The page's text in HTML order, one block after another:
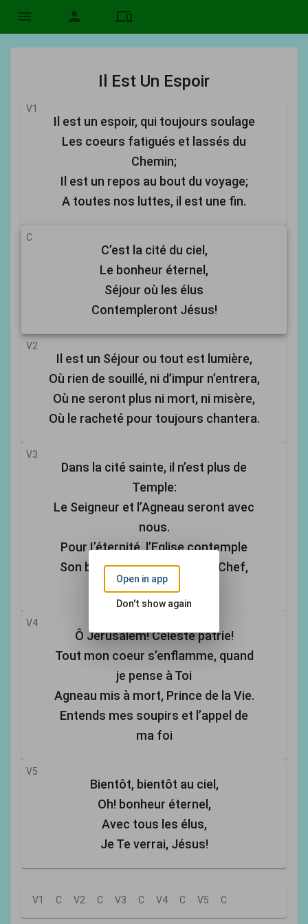
menu person devices
Il Est Un Espoir
V1
Il est un espoir, qui toujours soulage
Les coeurs fatigués et lassés du
Chemin;
Il est un repos au bout du voyage;
A toutes nos luttes, il est une fin.
C
C’est la cité du ciel,
Le bonheur éternel,
Séjour où les élus
Contempleront Jésus!
V2
Il est un Séjour ou tout est lumière,
Où rien de souillé, ni d’impur n’entrera,
Où ne seront plus ni mort, ni misère,
Où le racheté pour toujours chantera.
V3
Dans la cité sainte, il n’est plus de
Temple:
Le Seigneur et l’Agneau seront avec
nous.
Pour I’éternité, l’Eglise contemple
Son bien-aimé Sauveur, Son Chef,
Son Epoux.
V4
Ô Jérusalem! Céleste patrie!
Tout mon coeur s’enflamme, quand
je pense à Toi
Agneau mis à mort, Prince de la Vie.
Entends mes soupirs et l’appel de
ma foi
V5
Bientôt, bientôt au ciel,
Oh! bonheur éternel,
Avec tous les élus,
Je Te verrai, Jésus!
V1 C V2 C V3 C V4 C V5 C
Open in app
Don't show again